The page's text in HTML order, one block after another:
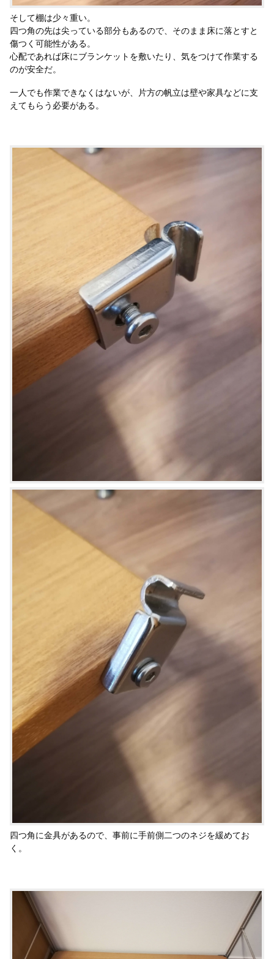
そして棚は少々重い。
四つ角の先は尖っている部分もあるので、そのまま床に落とすと
傷つく可能性がある。
心配であれば床にブランケットを敷いたり、気をつけて作業する
のが安全だ。
一人でも作業できなくはないが、片方の帆立は壁や家具などに支
えてもらう必要がある。
四つ角に金具があるので、事前に手前側二つのネジを緩めてお
く。